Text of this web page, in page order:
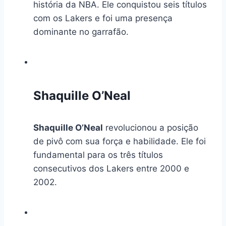
história da NBA. Ele conquistou seis títulos
com os Lakers e foi uma presença
dominante no garrafão.
Shaquille O’Neal
Shaquille O’Neal revolucionou a posição
de pivô com sua força e habilidade. Ele foi
fundamental para os três títulos
consecutivos dos Lakers entre 2000 e
2002.